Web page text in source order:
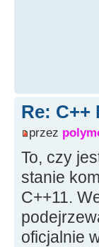
Re: C++
przez
To, czy
stanie
C++11.
oficjalnie